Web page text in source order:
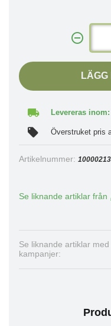
LÄGG
Levereras
Överstruket pris
Artikelnummer:
Se liknande artiklar från
Se liknande artiklar
kampanjer: